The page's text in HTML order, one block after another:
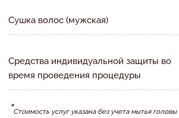
Сушка волос (мужская)
Средства индивидуальной защиты во
время проведения процедуры
*Стоимость услуг указана без учета мытья